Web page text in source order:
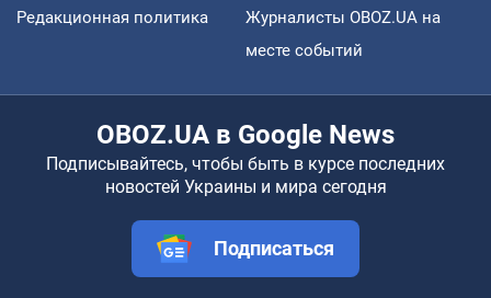
Редакционная политика
Журналисты OBOZ.UA на
месте событий
OBOZ.UA в Google News
Подписывайтесь, чтобы быть в курсе последних
новостей Украины и мира сегодня
Подписаться